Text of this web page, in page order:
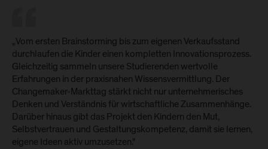
„Vom ersten Brainstorming bis zum eigenen Verkaufsstand
durchlaufen die Kinder einen kompletten Innovationsprozess.
Gleichzeitig sammeln unsere Studierenden wertvolle
Erfahrungen in der praxisnahen Wissensvermittlung. Der
Changemaker-Markttag stärkt nicht nur unternehmerisches
Denken und Verständnis für wirtschaftliche Zusammenhänge.
Darüber hinaus gibt das Projekt den Kindern den Mut,
Selbstvertrauen und Gestaltungskompetenz, damit sie lernen,
eigene Ideen aktiv umzusetzen."